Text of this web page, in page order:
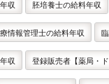
年収 胚培養士の給料年収
療情報管理士の給料年収
年収 登録販売者【薬局・